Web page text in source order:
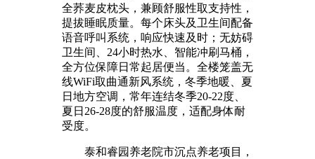
全荞麦皮枕头，兼顾舒服性取支持性，
提拔睡眠质量。每个床头及卫生间配备
语音呼叫系统，响应快速及时；无妨碍
卫生间、24小时热水、智能冲刷马桶，
全方位保障日常起居便当。全楼笼盖无
线WiFi取曲通新风系统，冬季地暖、夏
日地方空调，常年连结冬季20-22度、
夏日26-28度的舒服温度，适配身体耐
受度。
泰和睿园养老院市沉点养老项目，